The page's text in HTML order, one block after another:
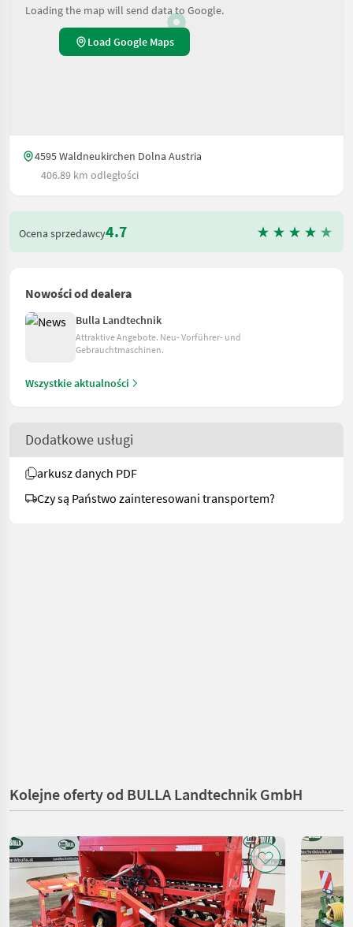
Loading the map will send data to Google.
Load Google Maps
4595 Waldneukirchen Dolna Austria
406.89 km odległości
Ocena sprzedawcy4.7
Nowości od dealera
Bulla Landtechnik
Attraktive Angebote. Neu- Vorführer- und
Gebrauchtmaschinen.
Wszystkie aktualności
Dodatkowe usługi
arkusz danych PDF
Czy są Państwo zainteresowani transportem?
Kolejne oferty od BULLA Landtechnik GmbH